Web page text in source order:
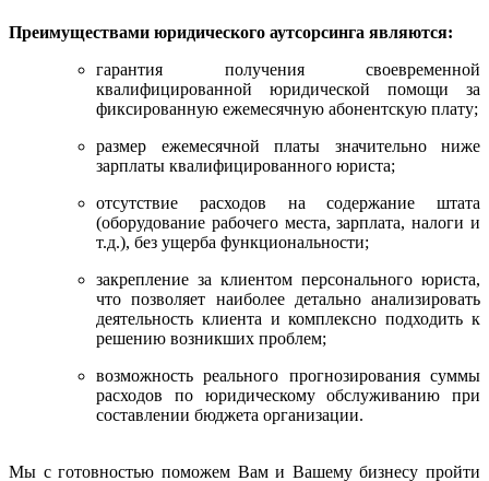
Преимуществами юридического аутсорсинга являются:
гарантия получения своевременной
квалифицированной юридической помощи за
фиксированную ежемесячную абонентскую плату;
размер ежемесячной платы значительно ниже
зарплаты квалифицированного юриста;
отсутствие расходов на содержание штата
(оборудование рабочего места, зарплата, налоги и
т.д.), без ущерба функциональности;
закрепление за клиентом персонального юриста,
что позволяет наиболее детально анализировать
деятельность клиента и комплексно подходить к
решению возникших проблем;
возможность реального прогнозирования суммы
расходов по юридическому обслуживанию при
составлении бюджета организации.
Мы с готовностью поможем Вам и Вашему бизнесу пройти